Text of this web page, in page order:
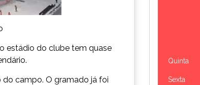
estádio do clube tem quase
do campo. O gramado já foi
Quinta
Sexta